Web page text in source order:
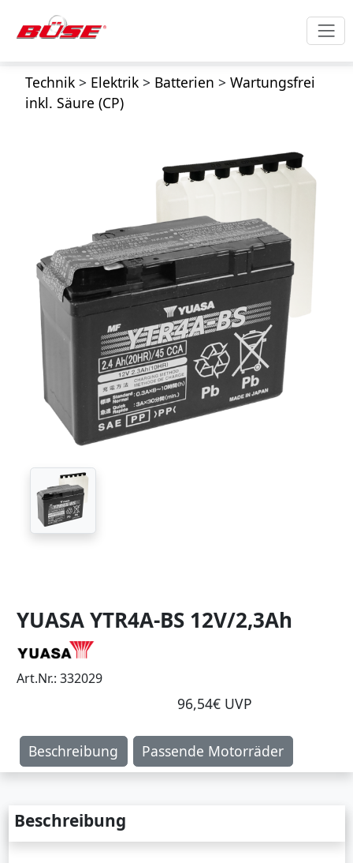
Technik> Elektrik> Batterien > Wartungsfrei
inkl. Säure (CP)
YUASA YTR4A-BS 12V/2,3Ah
Art.Nr.: 332029
96,54€ UVP
Beschreibung Passende Motorräder
Beschreibung